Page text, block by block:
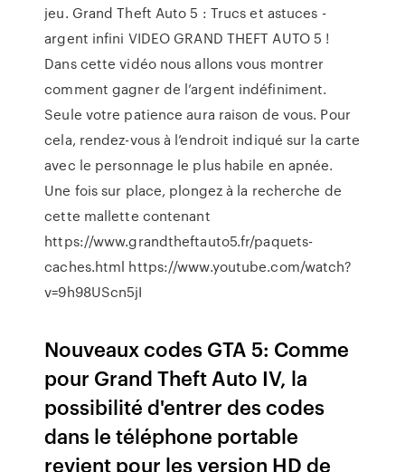
jeu. Grand Theft Auto 5 : Trucs et astuces -
argent infini VIDEO GRAND THEFT AUTO 5 !
Dans cette vidéo nous allons vous montrer
comment gagner de l’argent indéfiniment.
Seule votre patience aura raison de vous. Pour
cela, rendez-vous à l’endroit indiqué sur la carte
avec le personnage le plus habile en apnée.
Une fois sur place, plongez à la recherche de
cette mallette contenant
https://www.grandtheftauto5.fr/paquets-
caches.html https://www.youtube.com/watch?
v=9h98UScn5jI
Nouveaux codes GTA 5: Comme
pour Grand Theft Auto IV, la
possibilité d'entrer des codes
dans le téléphone portable
revient pour les version HD de